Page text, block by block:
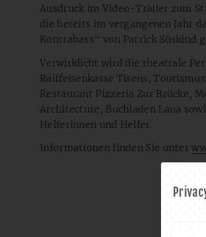
Ausdruck im Video-Trailer zum
die bereits im vergangenen Jahr
Kontrabass“ von Patrick Süskind
Verwirklicht wird die theatrale
Raiffeisenkasse Tisens,
Restaurant Pizzeria Zur Brücke,
Architecture, Buchladen Lana
Helferinnen und Helfer.
Informationen finden Sie unter